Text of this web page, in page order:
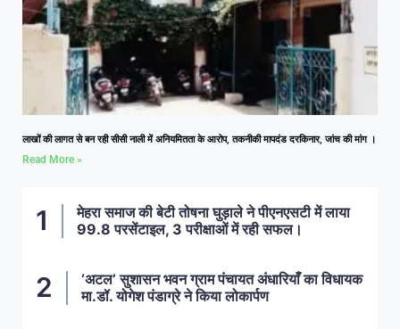
लाखों की लागत से बन रही सीसी नाली में अनियमितता के आरोप, तकनीकी मापदंड दरकिनार, जांच की मांग ।
Read More »
मेहरा समाज की बेटी तोषना घुड़ाले ने पीएनएसटी में लाया
99.8 परसेंटाइल, 3 परीक्षाओं में रही सफल।
‘अटल’ सुशासन भवन ग्राम पंचायत अंधारियाँ का विधायक
मा.डॉ. योगेश पंडाग्रे ने किया लोकार्पण